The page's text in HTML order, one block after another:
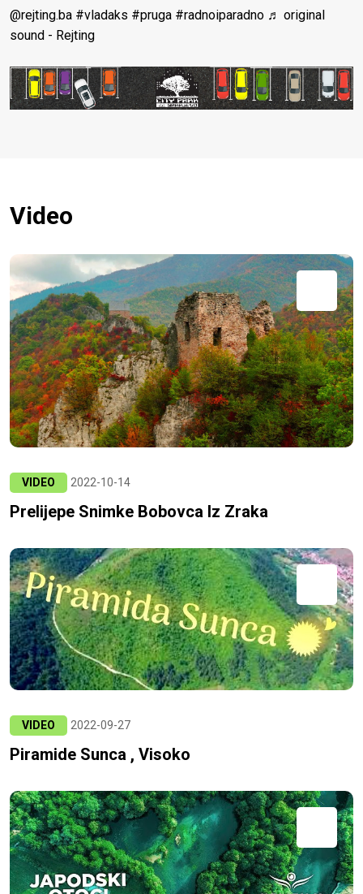
@rejting.ba #vladaks #pruga #radnoiparadno ♬ original
sound - Rejting
Video
VIDEO 2022-10-14
Prelijepe Snimke Bobovca Iz Zraka
VIDEO 2022-09-27
Piramide Sunca , Visoko